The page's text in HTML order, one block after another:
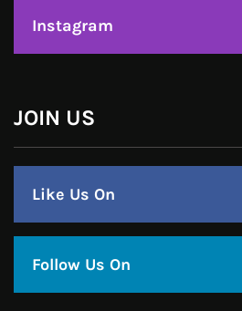
Instagram
JOIN US
Like Us On
Follow Us On